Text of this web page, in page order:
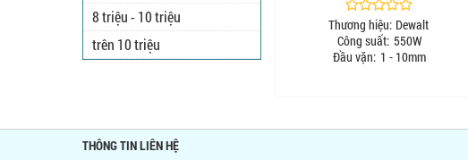
Thương hiệu: Dewalt
Công suất: 550W
Đầu vặn: 1 - 10mm
8 triệu - 10 triệu
trên 10 triệu
THÔNG TIN LIÊN HỆ